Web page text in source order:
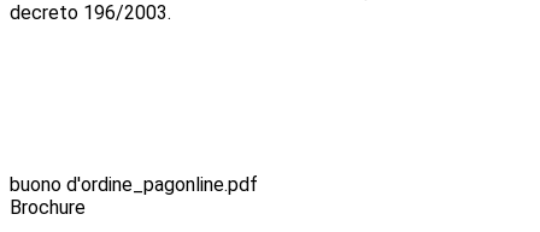
decreto 196/2003.
buono d'ordine_pagonline.pdf
Brochure